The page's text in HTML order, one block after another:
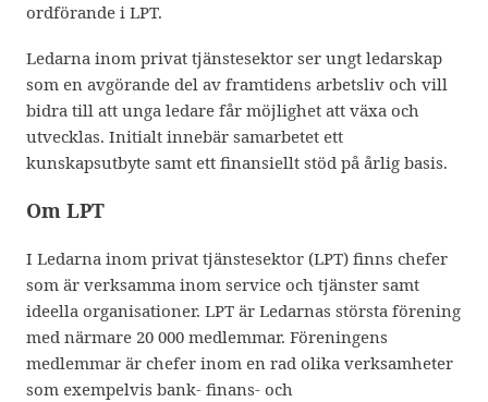
ordförande i LPT.
Ledarna inom privat tjänstesektor ser ungt ledarskap
som en avgörande del av framtidens arbetsliv och vill
bidra till att unga ledare får möjlighet att växa och
utvecklas. Initialt innebär samarbetet ett
kunskapsutbyte samt ett finansiellt stöd på årlig basis.
Om LPT
I Ledarna inom privat tjänstesektor (LPT) finns chefer
som är verksamma inom service och tjänster samt
ideella organisationer. LPT är Ledarnas största förening
med närmare 20 000 medlemmar. Föreningens
medlemmar är chefer inom en rad olika verksamheter
som exempelvis bank- finans- och